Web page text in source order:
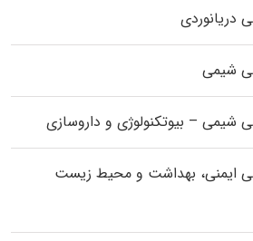
دریانوردی
شیمی
شیمی – بیوتکنولوژی و داروسازی
ایمنی، بهداشت و محیط زیست